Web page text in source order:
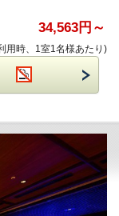
けます。
ただく場合がござい
いただきます。
す
アーノ」
います。
にお知らせください
す。
ただく場合がござい
34,563円～
用時、1室1名様あたり)